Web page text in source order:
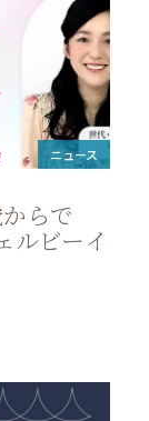
ニュース
らで
ルビーイ